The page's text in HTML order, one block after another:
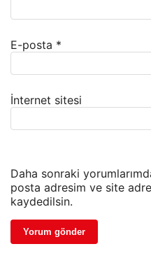
E-posta *
İnternet sitesi
Daha sonraki
posta adresim ve site
kaydedilsin.